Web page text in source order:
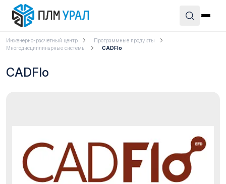
Инженерно-расчетный центр
Программные продукты
Многодисциплинарные системы
CADFlo
CADFlo